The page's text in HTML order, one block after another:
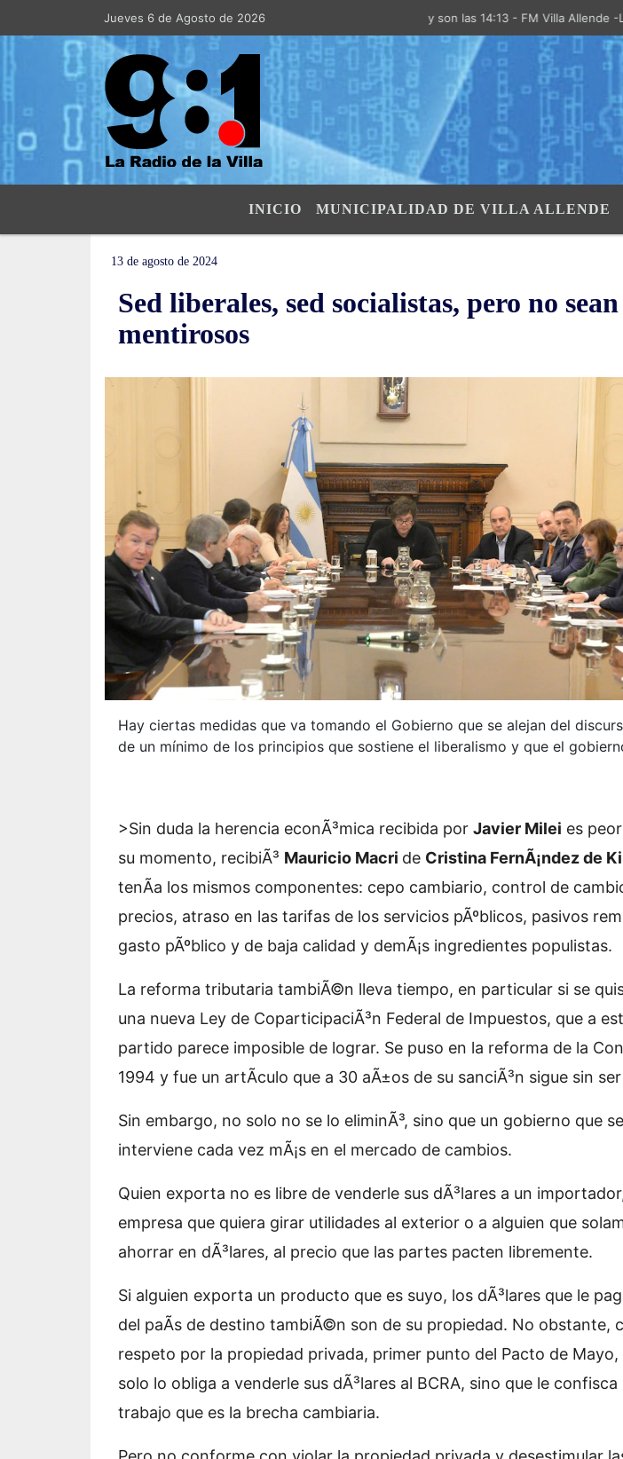
Jueves 6 de Agosto de 2026Hoy es Jueves 6 de Agosto de 2026 y son las 14:13 - FM Villa Allende -La
INICIO MUNICIPALIDAD DE VILLA ALLENDE
13 de agosto de 2024
Sed liberales, sed socialistas, pero no sean
mentirosos
Hay ciertas medidas que va tomando el Gobierno que se alejan del
de un mínimo de los principios que sostiene el liberalismo y que el
>Sin duda la herencia econÃ³mica recibida por Javier Milei es
su momento, recibiÃ³ Mauricio Macri de Cristina FernÃ¡ndez de
tenÃ­a los mismos componentes: cepo cambiario, control de
precios, atraso en las tarifas de los servicios pÃºblicos, pasivos
gasto pÃºblico y de baja calidad y demÃ¡s ingredientes populistas.
La reforma tributaria tambiÃ©n lleva tiempo, en particular si se
una nueva Ley de CoparticipaciÃ³n Federal de Impuestos, que a
partido parece imposible de lograr. Se puso en la reforma de la
1994 y fue un artÃ­culo que a 30 aÃ±os de su sanciÃ³n sigue sin
Sin embargo, no solo no se lo eliminÃ³, sino que un gobierno que
interviene cada vez mÃ¡s en el mercado de cambios.
Quien exporta no es libre de venderle sus dÃ³lares a un
empresa que quiera girar utilidades al exterior o a alguien que
ahorrar en dÃ³lares, al precio que las partes pacten libremente.
Si alguien exporta un producto que es suyo, los dÃ³lares que le
del paÃ­s de destino tambiÃ©n son de su propiedad. No obstante,
respeto por la propiedad privada, primer punto del Pacto de Mayo,
solo lo obliga a venderle sus dÃ³lares al BCRA, sino que le
trabajo que es la brecha cambiaria.